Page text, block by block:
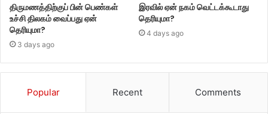
திருமணத்திற்குப் பின் பெண்கள்
உச்சி திலகம் வைப்பது ஏன்
தெரியுமா?
3 days ago
இரவில் ஏன் நகம் வெட்டக்கூடாது
தெரியுமா?
4 days ago
Popular Recent Comments